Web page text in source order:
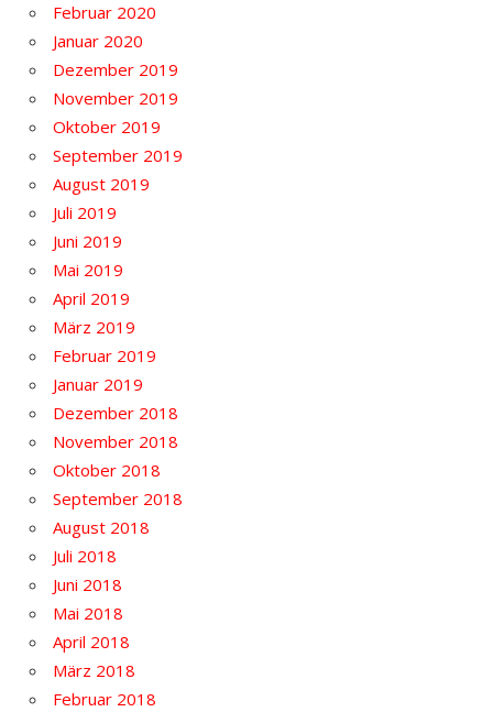
Februar 2020
Januar 2020
Dezember 2019
November 2019
Oktober 2019
September 2019
August 2019
Juli 2019
Juni 2019
Mai 2019
April 2019
März 2019
Februar 2019
Januar 2019
Dezember 2018
November 2018
Oktober 2018
September 2018
August 2018
Juli 2018
Juni 2018
Mai 2018
April 2018
März 2018
Februar 2018